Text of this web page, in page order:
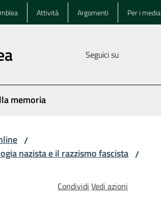
Attività Argomenti Per i media
Seguici su
memoria
/
nazista e il razzismo fascista /
Condividi Vedi azioni